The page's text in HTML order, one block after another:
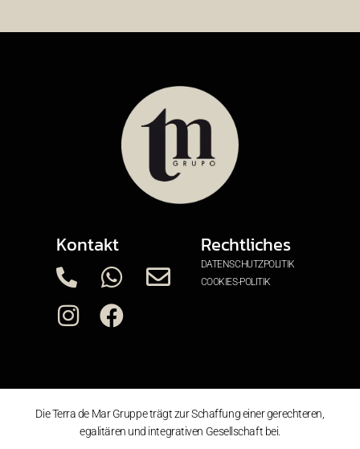
Kontakt Rechtliches
DATENSCHUTZPOLITIK
COOKIES-POLITIK
Die Terra de Mar Gruppe trägt zur Schaffung einer gerechteren,
egalitären und integrativen Gesellschaft bei.